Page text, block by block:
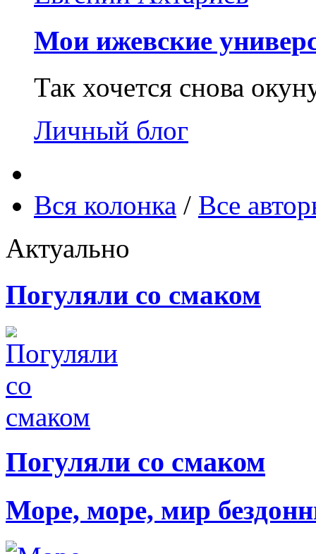
Мои ижевские
Так хочется снова
Личный блог
Вся колонка / Все
Актуально
Погуляли со смаком
Погуляли со смаком
Море, море, мир